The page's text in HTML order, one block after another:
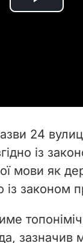
P
i
d
o
24
із
мови як
із законом
зазначив